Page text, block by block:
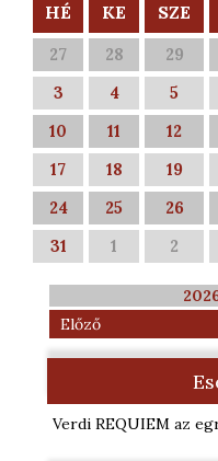
HÉ KE SZE
27 28 29
3
4 5
10
11 12
17
18 19
24
25 26
31
1 2
Előző
Verdi REQUIEM az